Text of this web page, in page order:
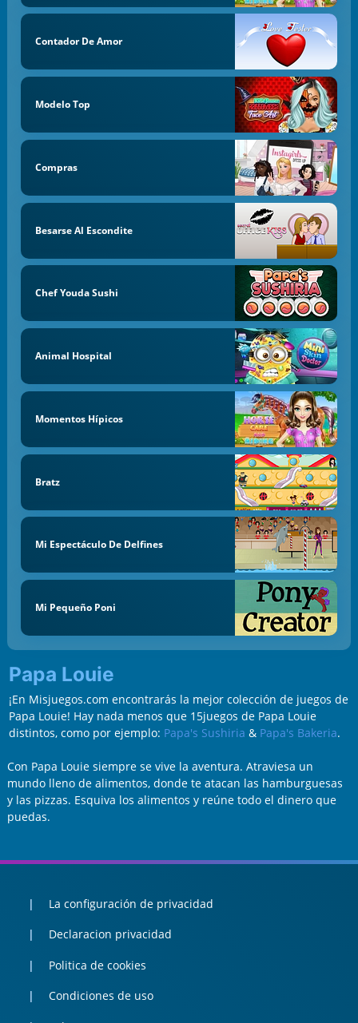
Contador De Amor
Modelo Top
Compras
Besarse Al Escondite
Chef Youda Sushi
Animal Hospital
Momentos Hípicos
Bratz
Mi Espectáculo De Delfines
Mi Pequeño Poni
Papa Louie
¡En Misjuegos.com encontrarás la mejor colección de juegos de
Papa Louie! Hay nada menos que 15juegos de Papa Louie
distintos, como por ejemplo: Papa's Sushiria & Papa's Bakeria.
Con Papa Louie siempre se vive la aventura. Atraviesa un
mundo lleno de alimentos, donde te atacan las hamburguesas
y las pizzas. Esquiva los alimentos y reúne todo el dinero que
puedas.
La configuración de privacidad
Declaracion privacidad
Politica de cookies
Condiciones de uso